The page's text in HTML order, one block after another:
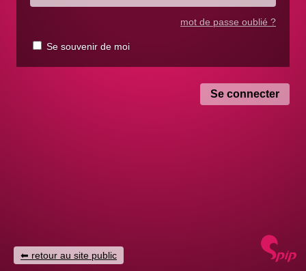
mot de passe oublié ?
Se souvenir de moi
retour au site public